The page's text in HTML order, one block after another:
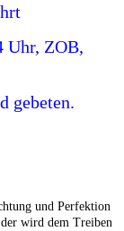
Uhr, ZOB,
gebeten.
und Perfektion
wird dem Treiben